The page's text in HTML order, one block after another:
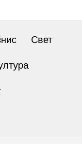
Свет